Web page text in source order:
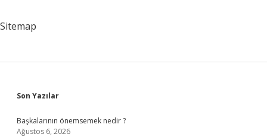
Sitemap
Sidebar
Son Yazılar
Başkalarının önemsemek nedir ?
Ağustos 6, 2026